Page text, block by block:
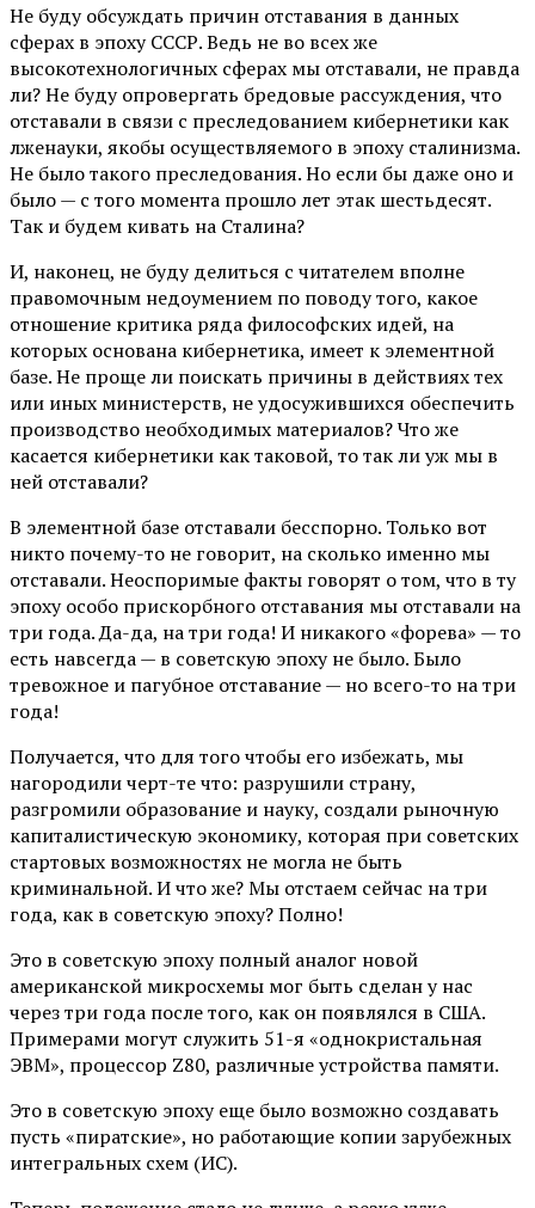
Не буду обсуждать причин отставания в данных
сферах в эпоху СССР. Ведь не во всех же
высокотехнологичных сферах мы отставали, не правда
ли? Не буду опровергать бредовые рассуждения, что
отставали в связи с преследованием кибернетики как
лженауки, якобы осуществляемого в эпоху сталинизма.
Не было такого преследования. Но если бы даже оно и
было — с того момента прошло лет этак шестьдесят.
Так и будем кивать на Сталина?
И, наконец, не буду делиться с читателем вполне
правомочным недоумением по поводу того, какое
отношение критика ряда философских идей, на
которых основана кибернетика, имеет к элементной
базе. Не проще ли поискать причины в действиях тех
или иных министерств, не удосужившихся обеспечить
производство необходимых материалов? Что же
касается кибернетики как таковой, то так ли уж мы в
ней отставали?
В элементной базе отставали бесспорно. Только вот
никто почему-то не говорит, на сколько именно мы
отставали. Неоспоримые факты говорят о том, что в ту
эпоху особо прискорбного отставания мы отставали на
три года. Да-да, на три года! И никакого «форева» — то
есть навсегда — в советскую эпоху не было. Было
тревожное и пагубное отставание — но всего-то на три
года!
Получается, что для того чтобы его избежать, мы
нагородили черт-те что: разрушили страну,
разгромили образование и науку, создали рыночную
капиталистическую экономику, которая при советских
стартовых возможностях не могла не быть
криминальной. И что же? Мы отстаем сейчас на три
года, как в советскую эпоху? Полно!
Это в советскую эпоху полный аналог новой
американской микросхемы мог быть сделан у нас
через три года после того, как он появлялся в США.
Примерами могут служить 51-я «однокристальная
ЭВМ», процессор Z80, различные устройства памяти.
Это в советскую эпоху еще было возможно создавать
пусть «пиратские», но работающие копии зарубежных
интегральных схем (ИС).